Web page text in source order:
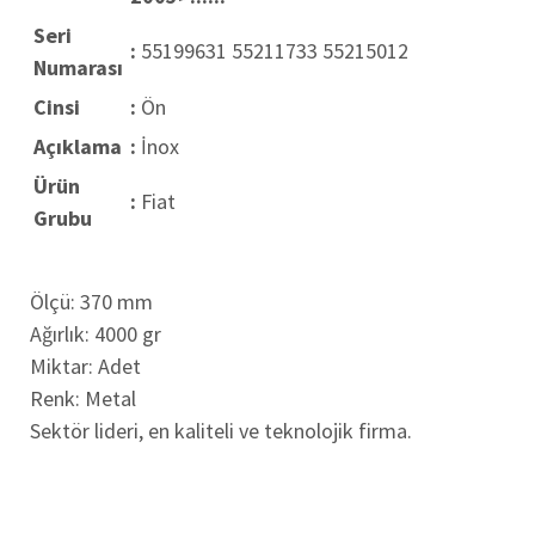
Seri
Numarası
: 55199631 55211733 55215012
Cinsi : Ön
Açıklama : İnox
Ürün
Grubu
: Fiat
Ölçü: 370 mm
Ağırlık: 4000 gr
Miktar: Adet
Renk: Metal
Sektör lideri, en kaliteli ve teknolojik firma.